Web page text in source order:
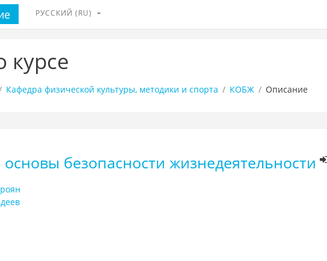
РУССКИЙ ‎(RU)‎
Кафедра физической культуры, методики и спорта КОБЖ Описание
безопасности жизнедеятельности